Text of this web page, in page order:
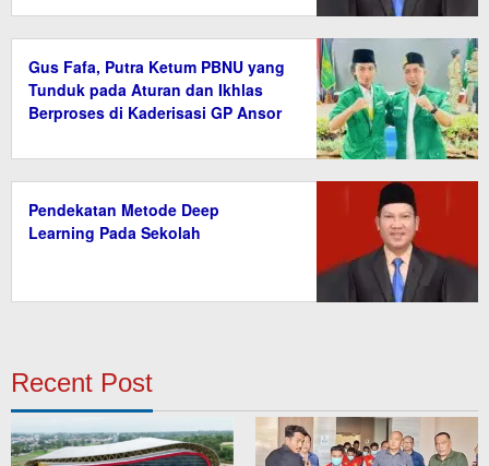
Gus Fafa, Putra Ketum PBNU yang
Tunduk pada Aturan dan Ikhlas
Berproses di Kaderisasi GP Ansor
Pendekatan Metode Deep
Learning Pada Sekolah
Recent Post